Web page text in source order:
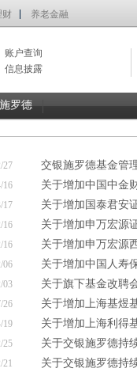
财 养老金融
账户查询
信息披露
罗德
27 交银施罗德基金管
16 关于增加中国中金
17 关于增加国泰君安
16 关于增加申万宏源
16 关于增加申万宏源
06 关于增加中国人寿
03 关于旗下基金改聘
26 关于增加上海基煜
19 关于增加上海利得
25 关于交银施罗德持
21 关于交银施罗德持